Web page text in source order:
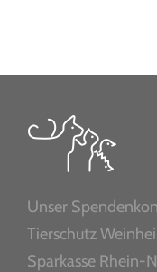
Unser
Tierschutz
Sparkasse Rhein-